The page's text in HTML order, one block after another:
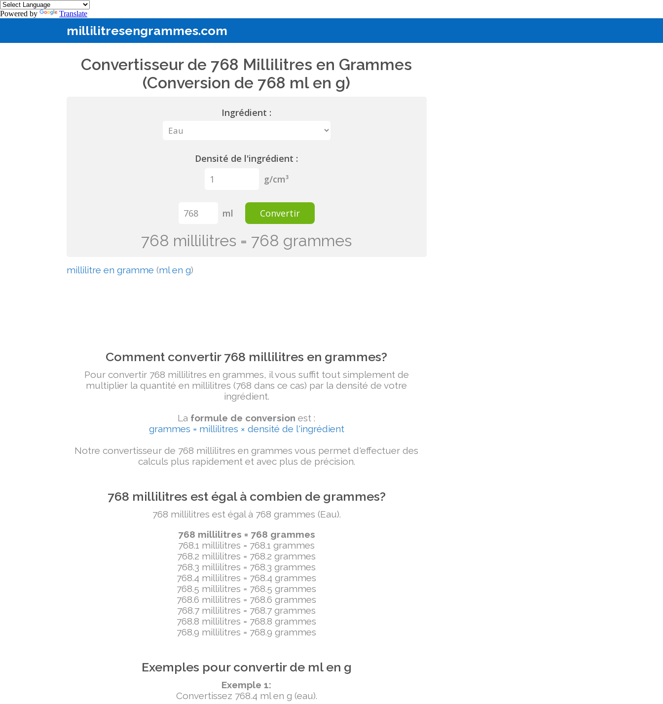
Powered by Translate
millilitresengrammes.com
Convertisseur de 768 Millilitres en Grammes
(Conversion de 768 ml en g)
Ingrédient :
Densité de l'ingrédient :
g/cm³
ml Convertir
768 millilitres = 768 grammes
millilitre en gramme (ml en g)
Comment convertir 768 millilitres en grammes?
Pour convertir 768 millilitres en grammes, il vous suffit tout simplement de
multiplier la quantité en millilitres (768 dans ce cas) par la densité de votre
ingrédient.
La formule de conversion est :
grammes = millilitres × densité de l'ingrédient
Notre convertisseur de 768 millilitres en grammes vous permet d'effectuer des
calculs plus rapidement et avec plus de précision.
768 millilitres est égal à combien de grammes?
768 millilitres est égal à 768 grammes (Eau).
768 millilitres = 768 grammes
768.1 millilitres = 768.1 grammes
768.2 millilitres = 768.2 grammes
768.3 millilitres = 768.3 grammes
768.4 millilitres = 768.4 grammes
768.5 millilitres = 768.5 grammes
768.6 millilitres = 768.6 grammes
768.7 millilitres = 768.7 grammes
768.8 millilitres = 768.8 grammes
768.9 millilitres = 768.9 grammes
Exemples pour convertir de ml en g
Exemple 1:
Convertissez 768.4 ml en g (eau).